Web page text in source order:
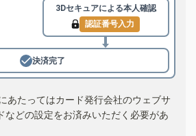
3Dセキュアによる本人確認
認証番号入力
決済完了
あたってはカード発行会社のウェブサ
などの設定をお済みいただく必要があ